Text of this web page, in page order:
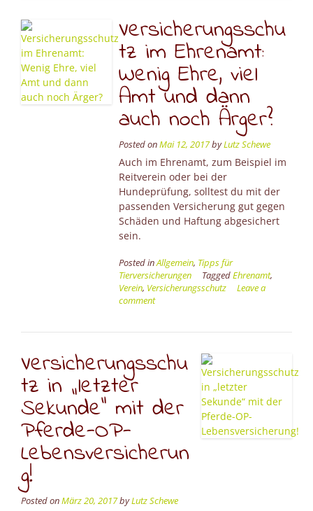
Versicherungsschu
tz im Ehrenamt:
Wenig Ehre, viel
Amt und dann
auch noch Ärger?
Posted onMai 12, 2017byLutz Schewe
Auch im Ehrenamt, zum Beispiel im
Reitverein oder bei der
Hundeprüfung, solltest du mit der
passenden Versicherung gut gegen
Schäden und Haftung abgesichert
sein.
Posted inAllgemein, Tipps für
Tierversicherungen
TaggedEhrenamt,
Verein, Versicherungsschutz
Leave a
comment
Versicherungsschu
tz in „letzter
Sekunde“ mit der
Pferde-OP-
Lebensversicherun
g!
Posted onMärz 20, 2017byLutz Schewe